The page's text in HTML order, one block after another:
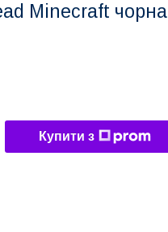
Minecraft чорна
Купити з